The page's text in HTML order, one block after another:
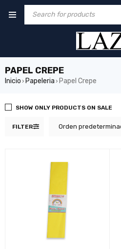
PAPEL CREPE
Inicio › Papeleria › Papel Crepe
FILTER Orden
SHOW ONLY PRODUCTS ON SALE